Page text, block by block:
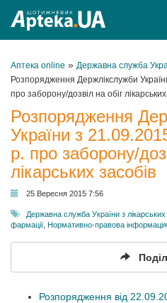
Аптека online » Державна служба
Розпорядження Держлікслужби
про заборону/дозвіл на обіг
Розпорядження
України з
р. про заборону/
лікарських засобів
25 Вересня 2015 7:56
Державна служба України з лікарських
фармації Нормативно-правова інформація
Розпорядження від